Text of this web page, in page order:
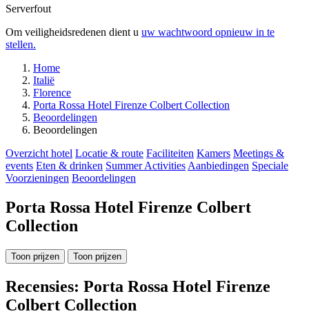
Serverfout
Om veiligheidsredenen dient u uw wachtwoord opnieuw in te
stellen.
Home
Italië
Florence
Porta Rossa Hotel Firenze Colbert Collection
Beoordelingen
Beoordelingen
Overzicht hotel Locatie & route Faciliteiten Kamers Meetings &
events Eten & drinken Summer Activities Aanbiedingen Speciale
Voorzieningen Beoordelingen
Porta Rossa Hotel Firenze Colbert
Collection
Toon prijzen Toon prijzen
Recensies: Porta Rossa Hotel Firenze
Colbert Collection